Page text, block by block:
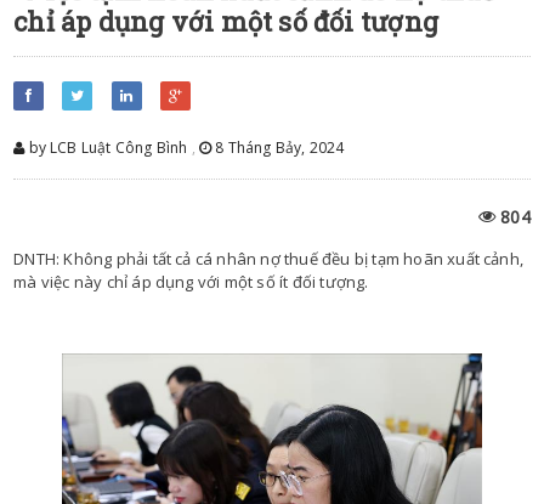
chỉ áp dụng với một số đối tượng
by LCB Luật Công Bình , 8 Tháng Bảy, 2024
804
DNTH: Không phải tất cả cá nhân nợ thuế đều bị tạm hoãn xuất cảnh,
mà việc này chỉ áp dụng với một số ít đối tượng.